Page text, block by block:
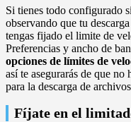
Si tienes todo configurado
observando que tu
tengas fijado el limite de
Preferencias y ancho de
opciones de límites de
así te asegurarás de que
para la descarga de
Fíjate en el